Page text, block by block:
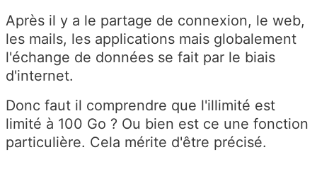
Après il y a le partage de connexion, le web,
les mails, les applications mais globalement
l'échange de données se fait par le biais
d'internet.
Donc faut il comprendre que l'illimité est
limité à 100 Go ? Ou bien est ce une fonction
particulière. Cela mérite d'être précisé.